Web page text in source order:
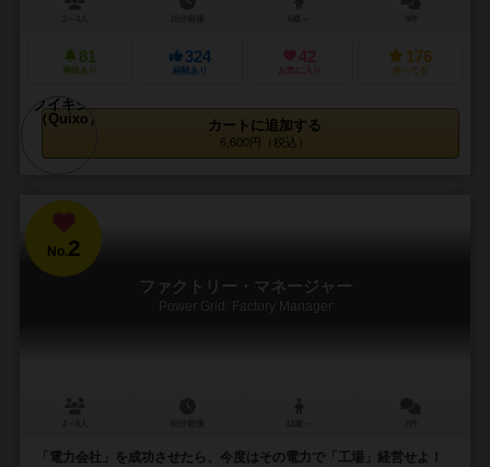
81
興味あり
324
経験あり
42
お気に入り
176
持ってる
カートに追加する
6,600円（税込）
No.2
ファクトリー・マネージャー
Power Grid: Factory Manager
「電力会社」を成功させたら、今度はその電力で「工場」経営せよ！